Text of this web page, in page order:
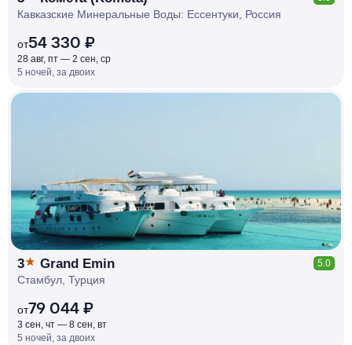
Кавказские Минеральные Воды: Ессентуки, Россия
от54 330 ₽
28 авг, пт — 2 сен, ср
5 ночей, за двоих
3 Grand Emin 5.0
Стамбул, Турция
от79 044 ₽
3 сен, чт — 8 сен, вт
5 ночей, за двоих